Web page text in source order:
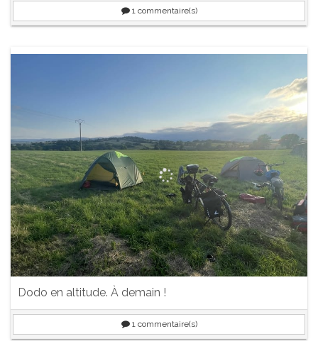
1commentaire(s)
Dodo en altitude. À demain !
1commentaire(s)